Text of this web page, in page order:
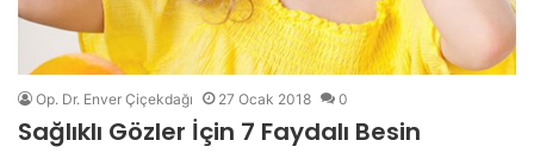
Op. Dr. Enver Çiçekdağı 27 Ocak 2018 0
Sağlıklı Gözler İçin 7 Faydalı Besin